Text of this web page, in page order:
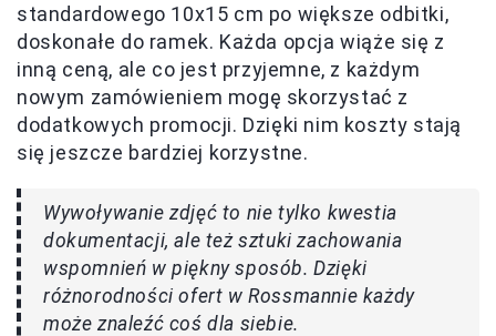
standardowego 10x15 cm po większe odbitki,
doskonałe do ramek. Każda opcja wiąże się z
inną ceną, ale co jest przyjemne, z każdym
nowym zamówieniem mogę skorzystać z
dodatkowych promocji. Dzięki nim koszty stają
się jeszcze bardziej korzystne.
Wywoływanie zdjęć to nie tylko kwestia
dokumentacji, ale też sztuki zachowania
wspomnień w piękny sposób. Dzięki
różnorodności ofert w Rossmannie każdy
może znaleźć coś dla siebie.